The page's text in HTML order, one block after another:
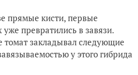
прямые кисти, первые
превратились в завязи.
закладывал следующие
у этого гибрида